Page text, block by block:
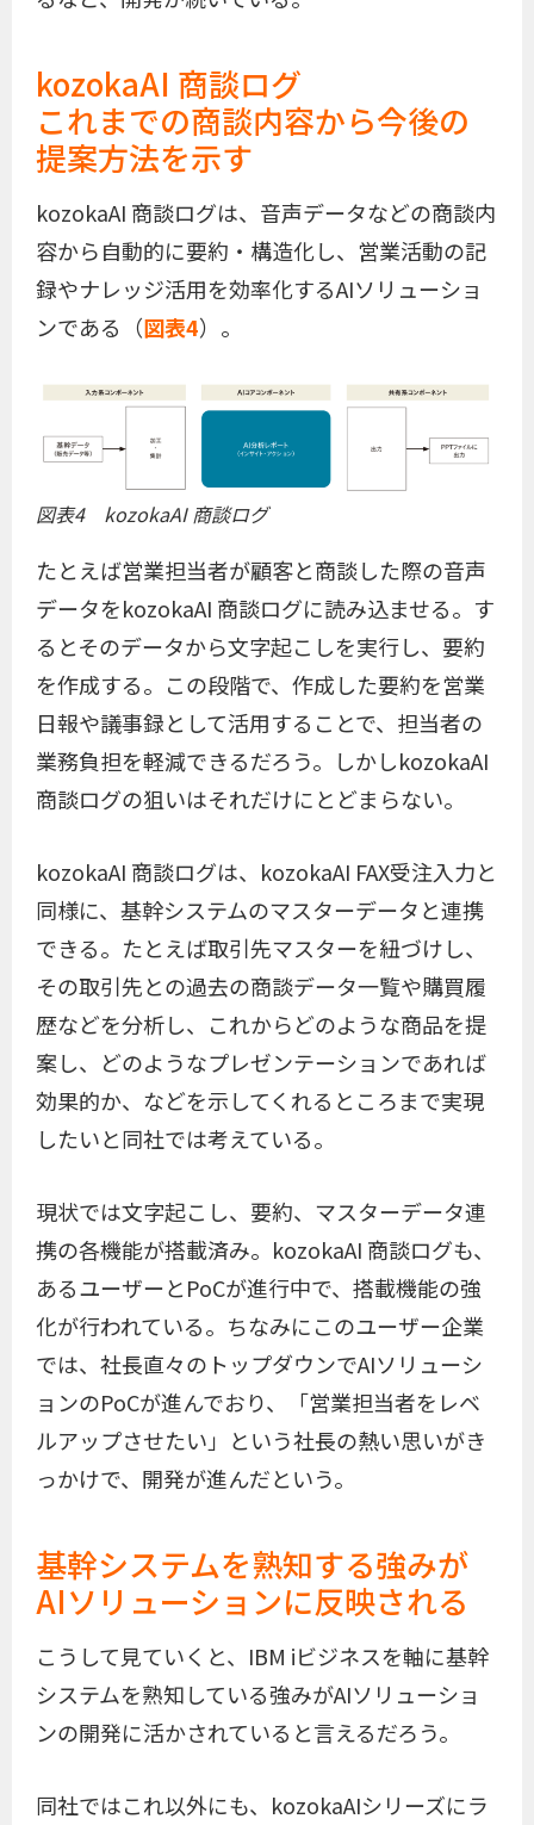
kozokaAI 商談ログ
これまでの商談内容から今後の
提案方法を示す
kozokaAI 商談ログは、音声データなどの商談内
容から自動的に要約・構造化し、営業活動の記
録やナレッジ活用を効率化するAIソリューショ
ンである（図表4）。
図表4 kozokaAI 商談ログ
たとえば営業担当者が顧客と商談した際の音声
データをkozokaAI 商談ログに読み込ませる。す
るとそのデータから文字起こしを実行し、要約
を作成する。この段階で、作成した要約を営業
日報や議事録として活用することで、担当者の
業務負担を軽減できるだろう。しかしkozokaAI
商談ログの狙いはそれだけにとどまらない。
kozokaAI 商談ログは、kozokaAI FAX受注入力と
同様に、基幹システムのマスターデータと連携
できる。たとえば取引先マスターを紐づけし、
その取引先との過去の商談データ一覧や購買履
歴などを分析し、これからどのような商品を提
案し、どのようなプレゼンテーションであれば
効果的か、などを示してくれるところまで実現
したいと同社では考えている。
現状では文字起こし、要約、マスターデータ連
携の各機能が搭載済み。kozokaAI 商談ログも、
あるユーザーとPoCが進行中で、搭載機能の強
化が行われている。ちなみにこのユーザー企業
では、社長直々のトップダウンでAIソリューシ
ョンのPoCが進んでおり、「営業担当者をレベ
ルアップさせたい」という社長の熱い思いがき
っかけで、開発が進んだという。
基幹システムを熟知する強みが
AIソリューションに反映される
こうして見ていくと、IBM iビジネスを軸に基幹
システムを熟知している強みがAIソリューショ
ンの開発に活かされていると言えるだろう。
同社ではこれ以外にも、kozokaAIシリーズにラ